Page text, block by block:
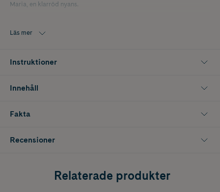
Maria, en klarröd nyans.
Läs mer
Instruktioner
Innehåll
Fakta
Recensioner
Relaterade produkter